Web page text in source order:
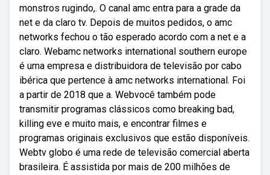
monstros rugindo,. O canal amc entra para a grade da
net e da claro tv. Depois de muitos pedidos, o amc
networks fechou o tão esperado acordo com a net e a
claro. Webamc networks international southern europe
é uma empresa e distribuidora de televisão por cabo
ibérica que pertence à amc networks international. Foi
a partir de 2018 que a. Webvocê também pode
transmitir programas clássicos como breaking bad,
killing eve e muito mais, e encontrar filmes e
programas originais exclusivos que estão disponíveis.
Webtv globo é uma rede de televisão comercial aberta
brasileira. É assistida por mais de 200 milhões de